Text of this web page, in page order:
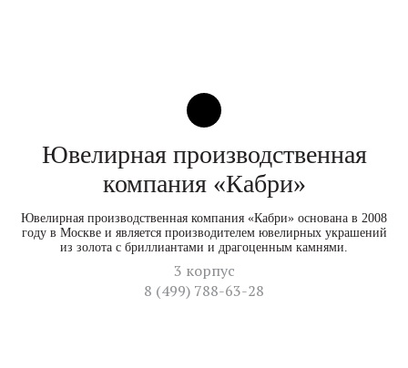
Ювелирная производственная
компания «Кабри»
Ювелирная производственная компания «Кабри» основана в 2008
году в Москве и является производителем ювелирных украшений
из золота с бриллиантами и драгоценным камнями.
3 корпус
8 (499) 788-63-28